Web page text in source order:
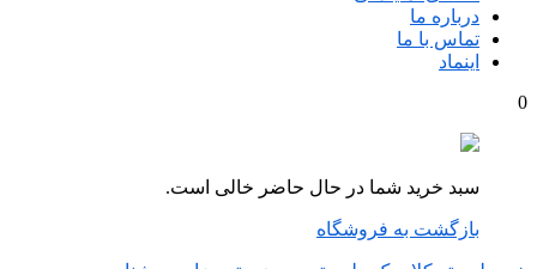
درباره ما
تماس با ما
اینماد
0
سبد خرید شما در حال حاضر خالی است.
بازگشت به فروشگاه